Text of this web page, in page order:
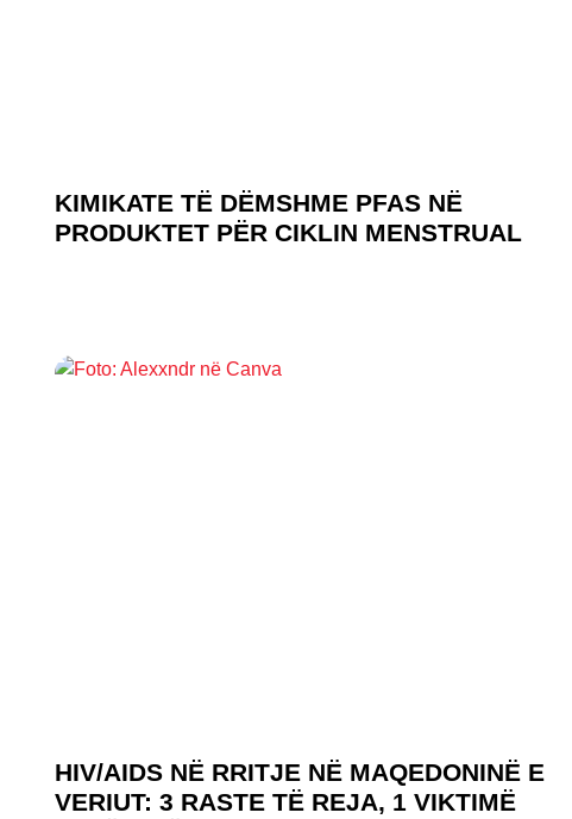
KIMIKATE TË DËMSHME PFAS NË
PRODUKTET PËR CIKLIN MENSTRUAL
HIV/AIDS NË RRITJE NË MAQEDONINË E
VERIUT: 3 RASTE TË REJA, 1 VIKTIMË